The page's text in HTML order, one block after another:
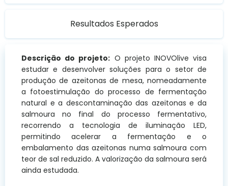
Resultados Esperados
Descrição do projeto: O projeto INOVOlive visa
estudar e desenvolver soluções para o setor de
produção de azeitonas de mesa, nomeadamente
a fotoestimulação do processo de fermentação
natural e a descontaminação das azeitonas e da
salmoura no final do processo fermentativo,
recorrendo a tecnologia de iluminação LED,
permitindo acelerar a fermentação e o
embalamento das azeitonas numa salmoura com
teor de sal reduzido. A valorização da salmoura será
ainda estudada.